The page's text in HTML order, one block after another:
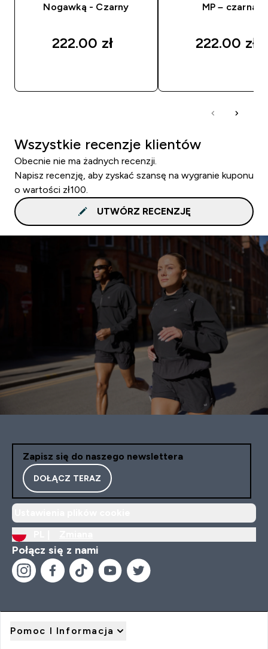
Nogawką - Czarny
222.00 zł‎
MP – czarna
222.00 zł‎
Wszystkie recenzje klientów
Obecnie nie ma żadnych recenzji.
Napisz recenzję, aby zyskać szansę na wygranie kuponu
o wartości zł100.
UTWÓRZ RECENZJĘ
Zapisz się do naszego newslettera
DOŁĄCZ TERAZ
Połącz się z nami
Pomoc I Informacja